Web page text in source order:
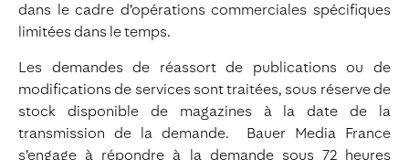
dans le cadre d’opérations commerciales spécifiques
limitées dans le temps.
Les demandes de réassort de publications ou de
modifications de services sont traitées, sous réserve de
stock disponible de magazines à la date de la
transmission de la demande. Bauer Media France
s’engage à répondre à la demande sous 72 heures